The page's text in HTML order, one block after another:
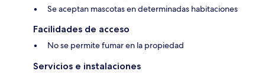
Se aceptan mascotas en determinadas habitaciones
Facilidades de acceso
No se permite fumar en la propiedad
Servicios e instalaciones